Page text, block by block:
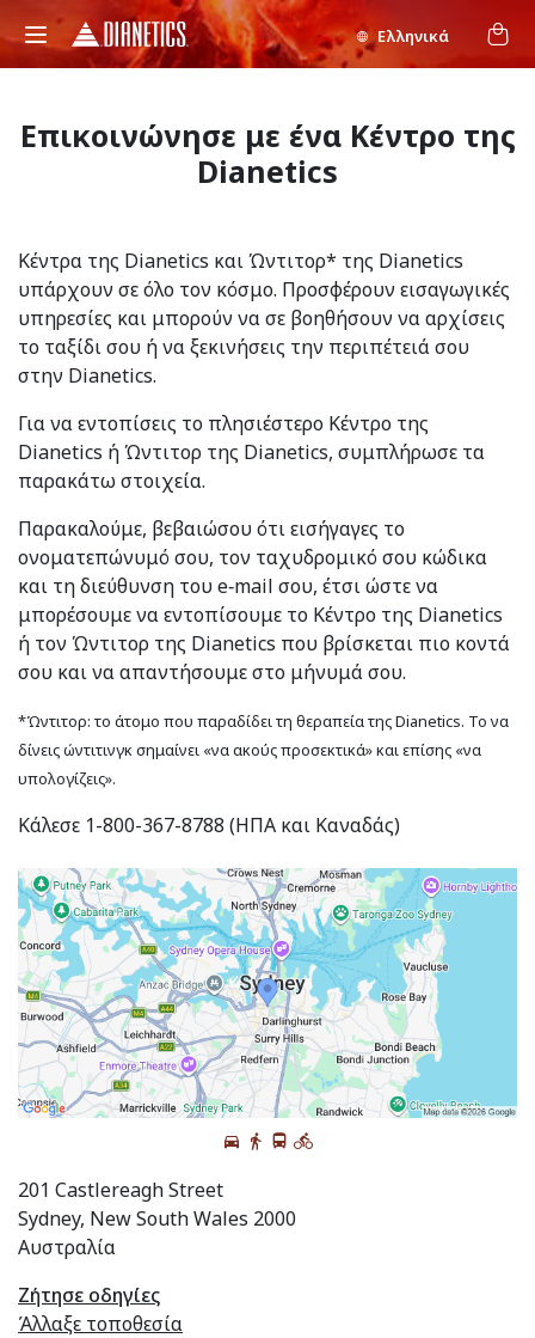
Ελληνικά
Επικοινώνησε με ένα Κέντρο της
Dianetics
Κέντρα της Dianetics και Ώντιτορ* της Dianetics
υπάρχουν σε όλο τον κόσμο. Προσφέρουν εισαγωγικές
υπηρεσίες και μπορούν να σε βοηθήσουν να αρχίσεις
το ταξίδι σου ή να ξεκινήσεις την περιπέτειά σου
στην Dianetics.
Για να εντοπίσεις το πλησιέστερο Κέντρο της
Dianetics ή Ώντιτορ της Dianetics, συμπλήρωσε τα
παρακάτω στοιχεία.
Παρακαλούμε, βεβαιώσου ότι εισήγαγες το
ονοματεπώνυμό σου, τον ταχυδρομικό σου κώδικα
και τη διεύθυνση του e‑mail σου, έτσι ώστε να
μπορέσουμε να εντοπίσουμε το Κέντρο της Dianetics
ή τον Ώντιτορ της Dianetics που βρίσκεται πιο κοντά
σου και να απαντήσουμε στο μήνυμά σου.
*Ώντιτορ: το άτομο που παραδίδει τη θεραπεία της Dianetics. Το να
δίνεις ώντιτινγκ σημαίνει «να ακούς προσεκτικά» και επίσης «να
υπολογίζεις».
Κάλεσε 1-800-367-8788 (ΗΠΑ και Καναδάς)
201 Castlereagh Street
Sydney, New South Wales 2000
Αυστραλία
Ζήτησε οδηγίες
Άλλαξε τοποθεσία